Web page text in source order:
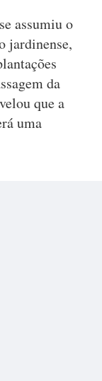
assumiu o
jardinense,
da
que a
uma